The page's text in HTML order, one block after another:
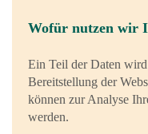
Wofür nutzen wir
Ein Teil der Daten
Bereitstellung der
können zur Analyse
werden.